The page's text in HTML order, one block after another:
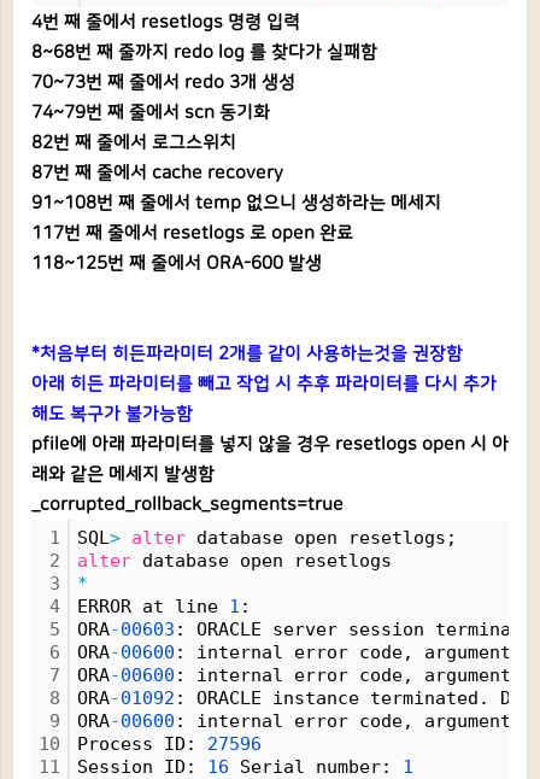
4번 째 줄에서 resetlogs 명령 입력
8~68번 째 줄까지 redo log 를 찾다가 실패함
70~73번 째 줄에서 redo 3개 생성
74~79번 째 줄에서 scn 동기화
82번 째 줄에서 로그스위치
87번 째 줄에서 cache recovery
91~108번 째 줄에서 temp 없으니 생성하라는 메세지
117번 째 줄에서 resetlogs 로 open 완료
118~125번 째 줄에서 ORA-600 발생
*처음부터 히든파라미터 2개를 같이 사용하는것을 권장함
아래 히든 파라미터를 빼고 작업 시 추후 파라미터를 다시 추가
해도 복구가 불가능함
pfile에 아래 파라미터를 넣지 않을 경우 resetlogs open 시 아
래와 같은 메세지 발생함
_corrupted_rollback_segments=true
1
2
3
4
5
6
7
8
9
10
11
SQL> alter database open resetlogs;
alter database open resetlogs
*
ERROR at line 1 :
ORA-00603 : ORACLE server session
ORA-00600 : internal error code, arguments:
ORA-00600 : internal error code, arguments:
ORA-01092 : ORACLE instance terminated.
ORA-00600 : internal error code, arguments:
Process ID: 27596
Session ID: 16 Serial number: 1